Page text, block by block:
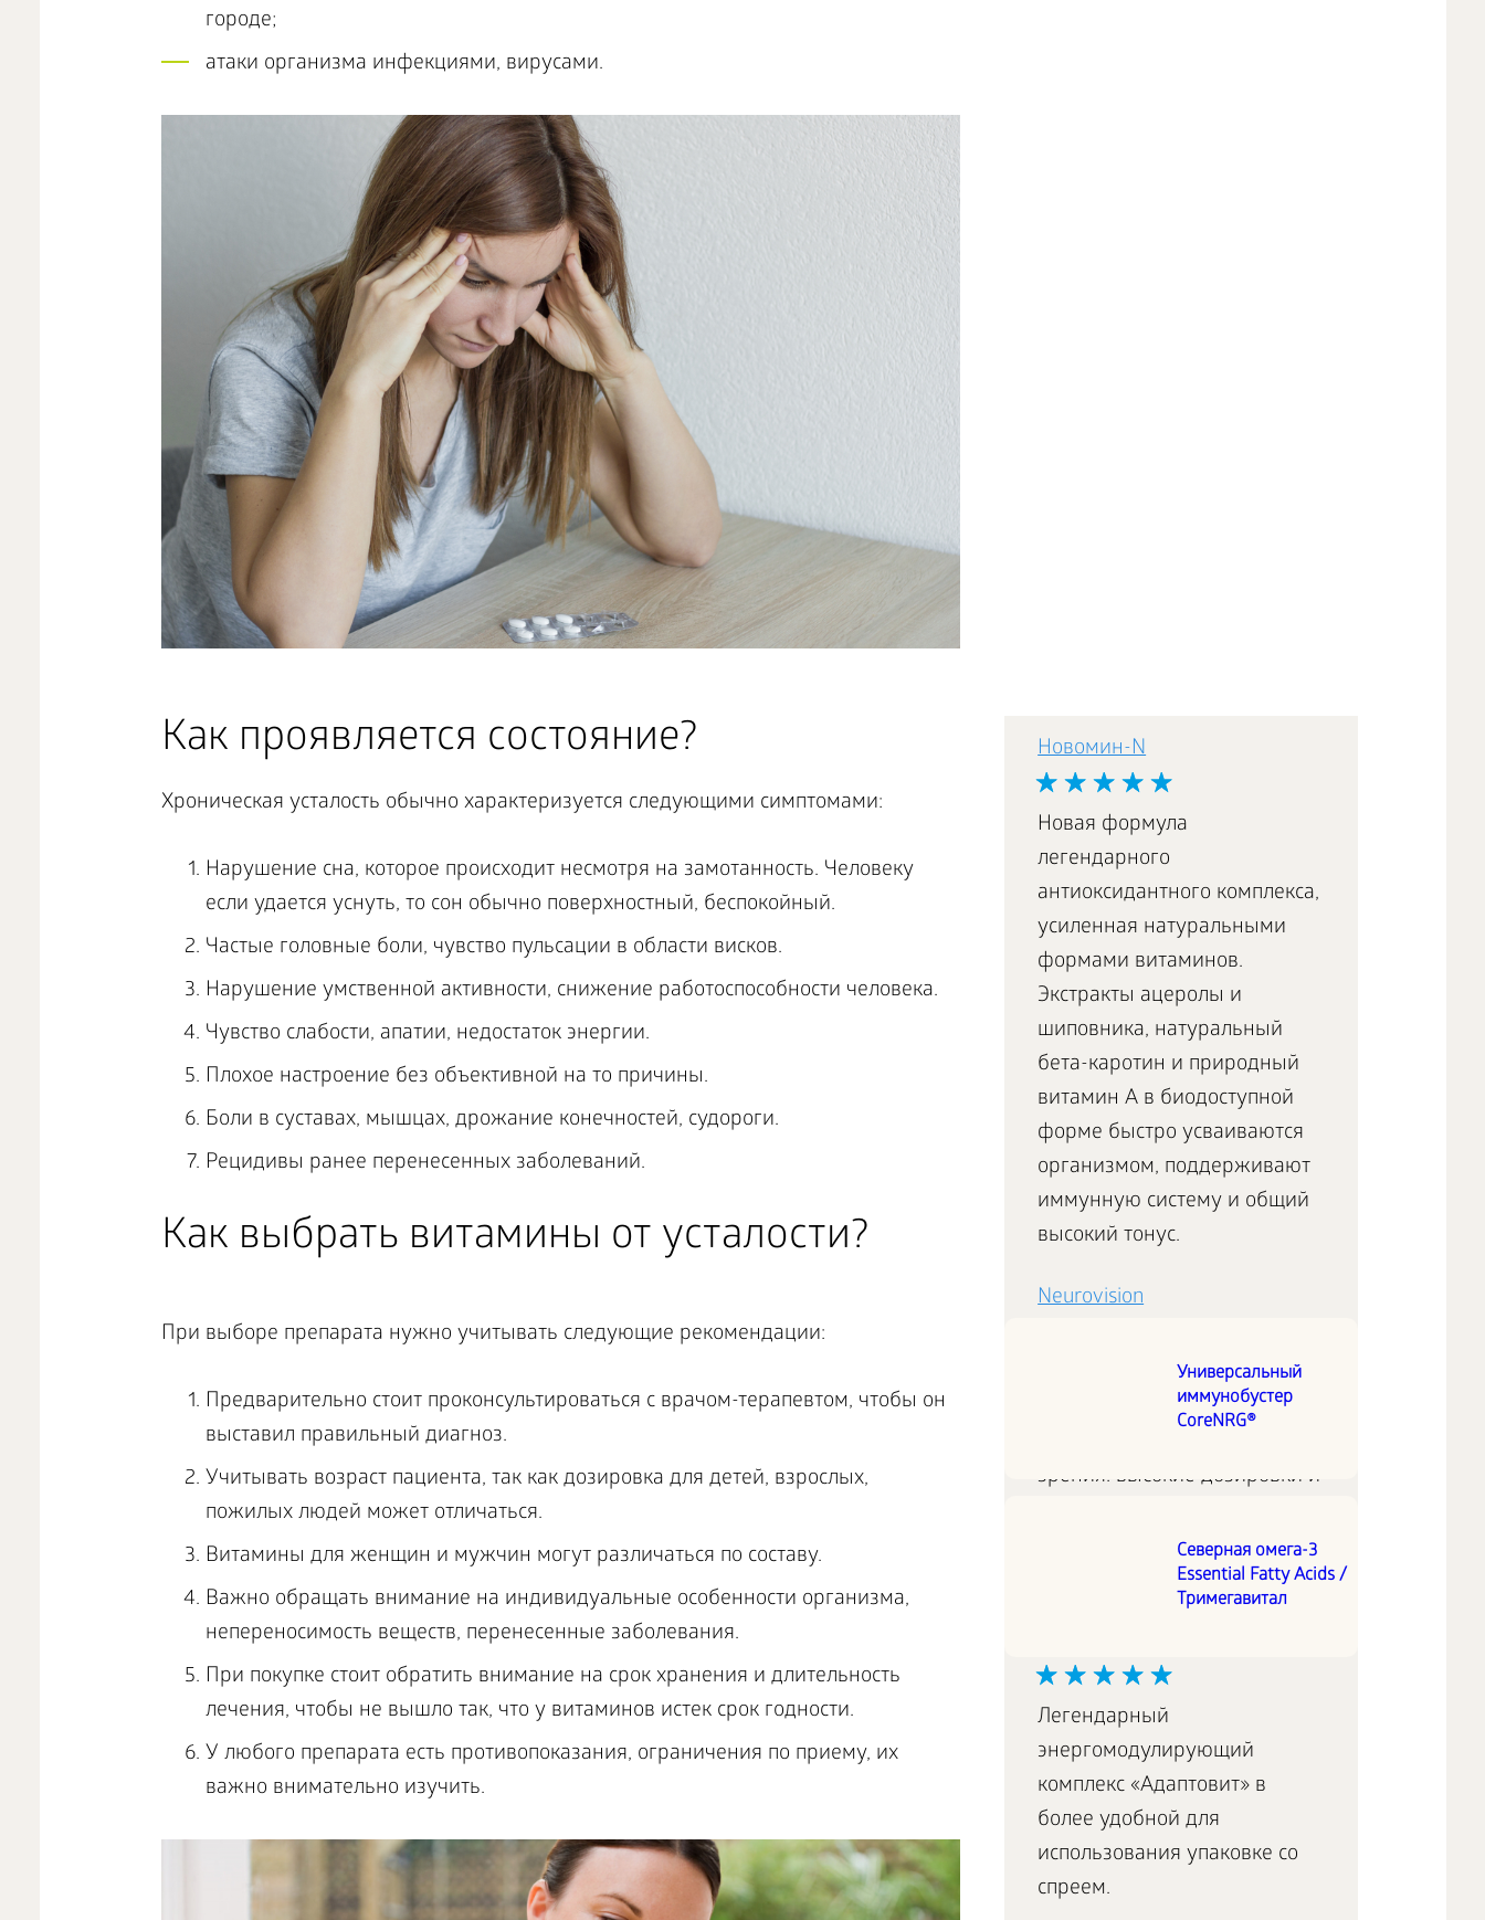
городе;
атаки организма инфекциями, вирусами.
Новомин-N
Новая формула
легендарного
антиоксидантного комплекса,
усиленная натуральными
формами витаминов.
Экстракты ацеролы и
шиповника, натуральный
бета-каротин и природный
витамин А в биодоступной
форме быстро усваиваются
организмом, поддерживают
иммунную систему и общий
высокий тонус.
Neurovision
Инновационная программа
для активной работы мозга и
зрения: высокие дозировки и
активных веществ.
Энергомодулирующий
Легендарный
энергомодулирующий
комплекс «Адаптовит» в
более удобной для
использования упаковке со
спреем.
Как проявляется состояние?
Хроническая усталость обычно характеризуется следующими симптомами:
Нарушение сна, которое происходит несмотря на замотанность. Человеку
если удается уснуть, то сон обычно поверхностный, беспокойный.
Частые головные боли, чувство пульсации в области висков.
Нарушение умственной активности, снижение работоспособности человека.
Чувство слабости, апатии, недостаток энергии.
Плохое настроение без объективной на то причины.
Боли в суставах, мышцах, дрожание конечностей, судороги.
Рецидивы ранее перенесенных заболеваний.
Как выбрать витамины от усталости?
Универсальный
иммунобустер
CoreNRG®
Северная омега-3
Essential Fatty Acids /
Тримегавитал
При выборе препарата нужно учитывать следующие рекомендации:
Предварительно стоит проконсультироваться с врачом-терапевтом, чтобы он
выставил правильный диагноз.
Учитывать возраст пациента, так как дозировка для детей, взрослых,
пожилых людей может отличаться.
Витамины для женщин и мужчин могут различаться по составу.
Важно обращать внимание на индивидуальные особенности организма,
непереносимость веществ, перенесенные заболевания.
При покупке стоит обратить внимание на срок хранения и длительность
лечения, чтобы не вышло так, что у витаминов истек срок годности.
У любого препарата есть противопоказания, ограничения по приему, их
важно внимательно изучить.